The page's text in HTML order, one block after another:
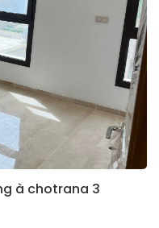
à chotrana 3